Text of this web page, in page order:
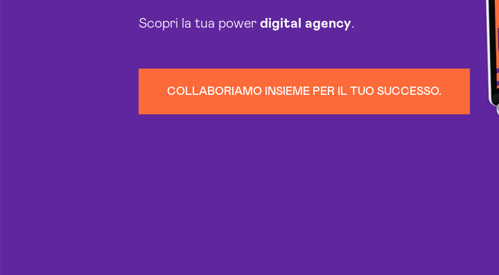
Scopri la tua power digital agency.
COLLABORIAMO INSIEME PER IL TUO SUCCESSO.